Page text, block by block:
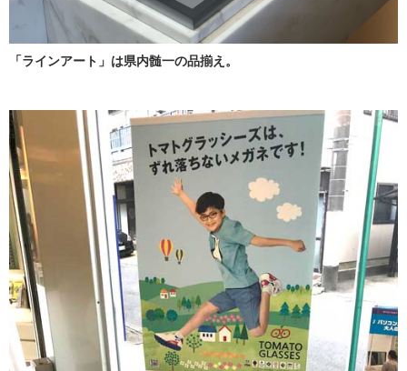
「ラインアート」は県内髄一の品揃え。